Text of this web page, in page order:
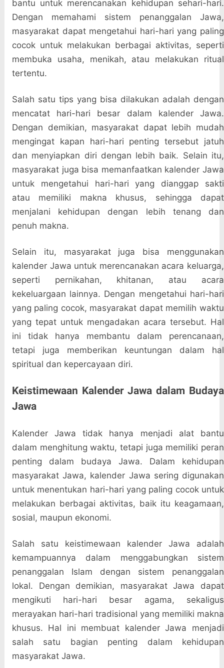
bantu untuk merencanakan kehidupan sehari-hari.
Dengan memahami sistem penanggalan Jawa,
masyarakat dapat mengetahui hari-hari yang paling
cocok untuk melakukan berbagai aktivitas, seperti
membuka usaha, menikah, atau melakukan ritual
tertentu.
Salah satu tips yang bisa dilakukan adalah dengan
mencatat hari-hari besar dalam kalender Jawa.
Dengan demikian, masyarakat dapat lebih mudah
mengingat kapan hari-hari penting tersebut jatuh
dan menyiapkan diri dengan lebih baik. Selain itu,
masyarakat juga bisa memanfaatkan kalender Jawa
untuk mengetahui hari-hari yang dianggap sakti
atau memiliki makna khusus, sehingga dapat
menjalani kehidupan dengan lebih tenang dan
penuh makna.
Selain itu, masyarakat juga bisa menggunakan
kalender Jawa untuk merencanakan acara keluarga,
seperti pernikahan, khitanan, atau acara
kekeluargaan lainnya. Dengan mengetahui hari-hari
yang paling cocok, masyarakat dapat memilih waktu
yang tepat untuk mengadakan acara tersebut. Hal
ini tidak hanya membantu dalam perencanaan,
tetapi juga memberikan keuntungan dalam hal
spiritual dan kepercayaan diri.
Keistimewaan Kalender Jawa dalam Budaya
Jawa
Kalender Jawa tidak hanya menjadi alat bantu
dalam menghitung waktu, tetapi juga memiliki peran
penting dalam budaya Jawa. Dalam kehidupan
masyarakat Jawa, kalender Jawa sering digunakan
untuk menentukan hari-hari yang paling cocok untuk
melakukan berbagai aktivitas, baik itu keagamaan,
sosial, maupun ekonomi.
Salah satu keistimewaan kalender Jawa adalah
kemampuannya dalam menggabungkan sistem
penanggalan Islam dengan sistem penanggalan
lokal. Dengan demikian, masyarakat Jawa dapat
mengikuti hari-hari besar agama, sekaligus
merayakan hari-hari tradisional yang memiliki makna
khusus. Hal ini membuat kalender Jawa menjadi
salah satu bagian penting dalam kehidupan
masyarakat Jawa.